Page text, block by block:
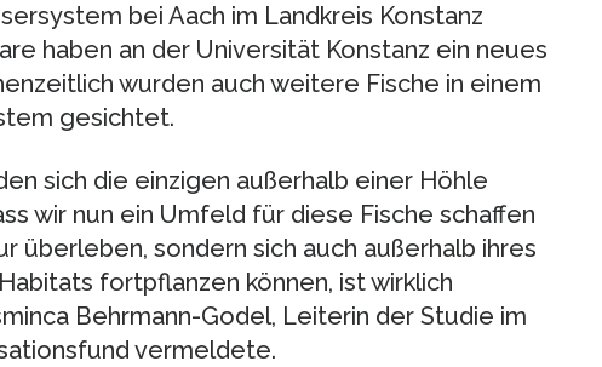
bei Aach im Landkreis Konstanz
haben an der Universität Konstanz ein neues
wurden auch weitere Fische in einem
gesichtet.
sich die einzigen außerhalb einer Höhle
wir nun ein Umfeld für diese Fische schaffen
überleben, sondern sich auch außerhalb ihres
fortpflanzen können, ist wirklich
Behrmann-Godel, Leiterin der Studie im
vermeldete.